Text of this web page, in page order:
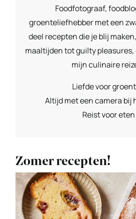
Foodfotograaf,
groenteliefhebber met een
deel recepten die je blij
maaltijden tot guilty pleasures,
mijn culinaire
Liefde voor
Altijd met een camera bij
Reist voor eten
Zomer recepten!